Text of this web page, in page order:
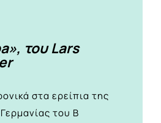
του Lars
στα ερείπια της
του Β